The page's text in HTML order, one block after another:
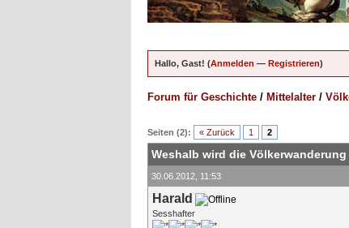
Hallo, Gast! (Anmelden — Registrieren)
Forum für Geschichte / Mittelalter /
Seiten (2): « Zurück 1 2
Weshalb wird die
30.06.2012, 11:53
Harald
Sesshafter